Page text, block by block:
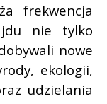
frekwencja
nie tylko
nowe
ekologii,
udzielania